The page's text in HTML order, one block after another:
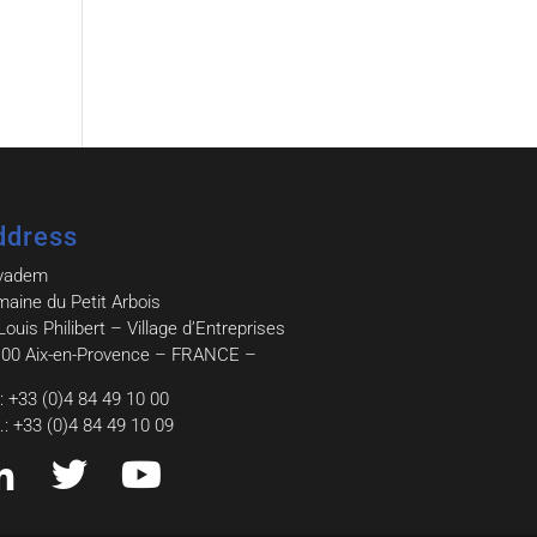
du Petit Arbois
Philibert – Village d’Entreprises
Aix-en-Provence – FRANCE –
+33 (0)4 84 49 10 00
+33 (0)4 84 49 10 09